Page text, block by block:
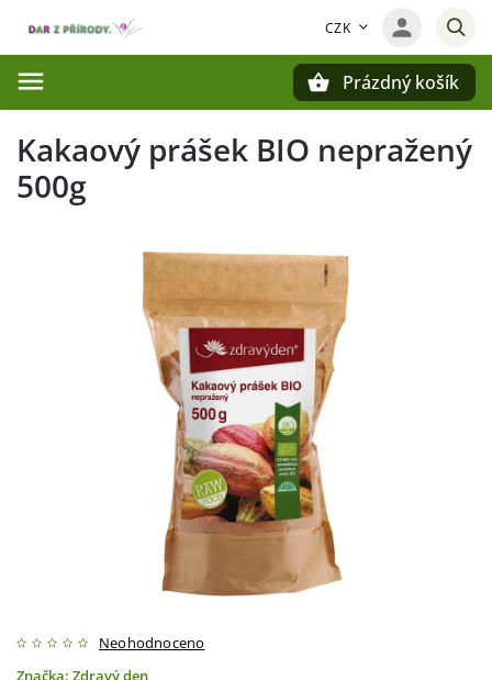
CZK
Prázdný košík
Kakaový prášek BIO nepražený
500g
Neohodnoceno
Značka: Zdravý den